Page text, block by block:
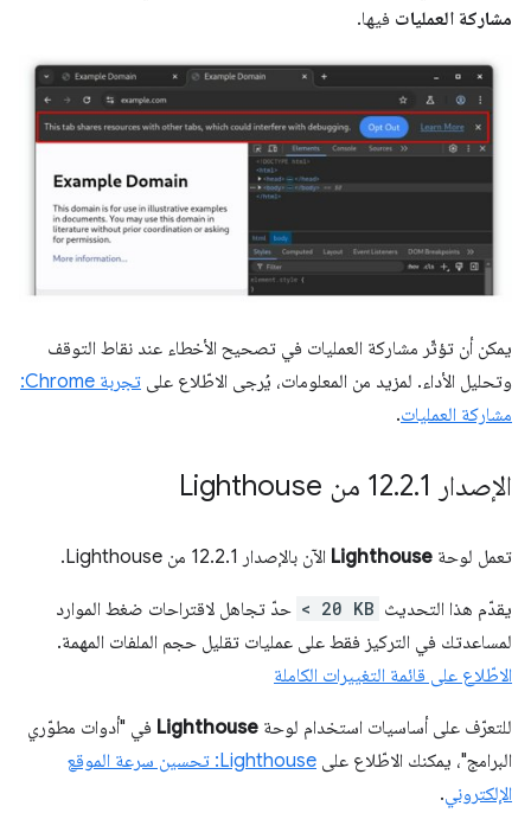
مشاركة العمليات فيها.
يمكن أن تؤثّر مشاركة العمليات في تصحيح الأخطاء عند نقاط التوقف
وتحليل الأداء. لمزيد من المعلومات، يُرجى الاطّلاع على
تجربة Chrome:
مشاركة العمليات.
الإصدار 12 .2.1 من Lighthouse
تعمل لوحة Lighthouse الآن بالإصدار 12.2.1 من Lighthouse.
يقدّم هذا التحديث < 20 KB حدّ تجاهل لاقتراحات ضغط الموارد
لمساعدتك في التركيز فقط على عمليات تقليل حجم الملفات المهمة.
الاطّلاع على قائمة التغييرات الكاملة
للتعرّف على أساسيات استخدام لوحة Lighthouse في "أدوات مطوّري
البرامج"، يمكنك الاطّلاع على
Lighthouse: تحسين سرعة الموقع
الإلكتروني.